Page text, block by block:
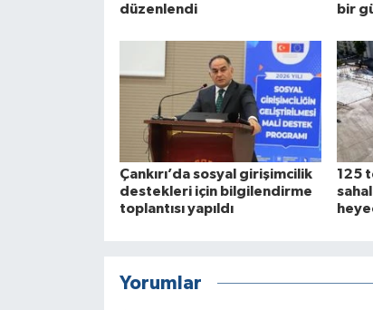
düzenlendi
bir
Çankırı’da sosyal girişimcilik
destekleri için bilgilendirme
toplantısı yapıldı
125
Yorumlar